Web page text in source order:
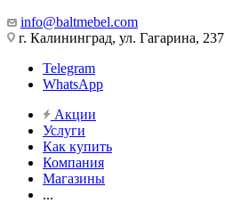
info@baltmebel.com
г. Калининград, ул. Гагарина, 237
Telegram
WhatsApp
Акции
Услуги
Как купить
Компания
Магазины
...